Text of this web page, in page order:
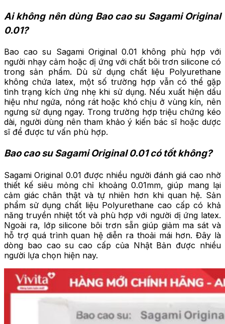
Ai không nên dùng Bao cao su Sagami Original
0.01?
Bao cao su Sagami Original 0.01 không phù hợp với
người nhạy cảm hoặc dị ứng với chất bôi trơn silicone có
trong sản phẩm. Dù sử dụng chất liệu Polyurethane
không chứa latex, một số trường hợp vẫn có thể gặp
tình trạng kích ứng nhẹ khi sử dụng. Nếu xuất hiện dấu
hiệu như ngứa, nóng rát hoặc khó chịu ở vùng kín, nên
ngưng sử dụng ngay. Trong trường hợp triệu chứng kéo
dài, người dùng nên tham khảo ý kiến bác sĩ hoặc dược
sĩ để được tư vấn phù hợp.
Bao cao su Sagami Original 0.01 có tốt không?
Sagami Original 0.01 được nhiều người đánh giá cao nhờ
thiết kế siêu mỏng chỉ khoảng 0.01mm, giúp mang lại
cảm giác chân thật và tự nhiên hơn khi quan hệ. Sản
phẩm sử dụng chất liệu Polyurethane cao cấp có khả
năng truyền nhiệt tốt và phù hợp với người dị ứng latex.
Ngoài ra, lớp silicone bôi trơn sẵn giúp giảm ma sát và
hỗ trợ quá trình quan hệ diễn ra thoải mái hơn. Đây là
dòng bao cao su cao cấp của Nhật Bản được nhiều
người lựa chọn hiện nay.